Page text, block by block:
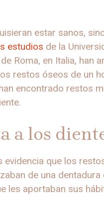
estar sanos,
estudios de la
Roma, en Italia, han
restos óseos de un
encontrado restos
a los
evidencia que los
de una
les aportaban sus